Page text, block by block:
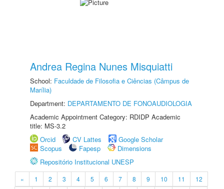
Andrea Regina Nunes Misquiatti
School: Faculdade de Filosofia e Ciências (Câmpus de
Marília)
Department: DEPARTAMENTO DE FONOAUDIOLOGIA
Academic Appointment Category: RDIDP Academic
title: MS-3.2
Orcid
CV Lattes
Google Scholar
Scopus
Fapesp
Dimensions
Repositório Institucional UNESP
« 1 2 3 4 5 6 7 8 9 10 11
12